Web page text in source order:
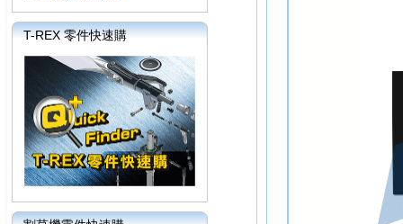
T-REX 零件快速購